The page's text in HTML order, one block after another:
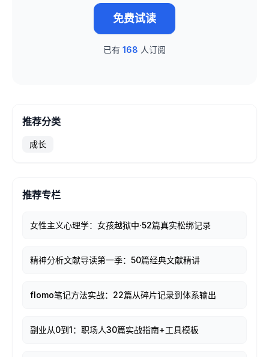
免费试读
已有 168 人订阅
推荐分类
成长
推荐专栏
女性主义心理学：女孩越狱中·52篇真实松绑记录
精神分析文献导读第一季：50篇经典文献精讲
flomo笔记方法实战：22篇从碎片记录到体系输出
副业从0到1：职场人30篇实战指南+工具模板